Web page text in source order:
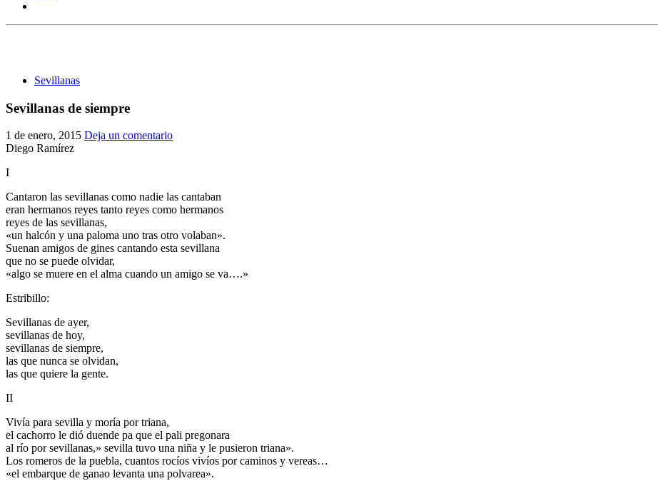
Sevillanas
Sevillanas de siempre
1 de enero, 2015 Deja un comentario
Diego Ramírez
I
Cantaron las sevillanas como nadie las cantaban
eran hermanos reyes tanto reyes como hermanos
reyes de las sevillanas,
«un halcón y una paloma uno tras otro volaban».
Suenan amigos de gines cantando esta sevillana
que no se puede olvidar,
«algo se muere en el alma cuando un amigo se va….»
Estribillo:
Sevillanas de ayer,
sevillanas de hoy,
sevillanas de siempre,
las que nunca se olvidan,
las que quiere la gente.
II
Vivía para sevilla y moría por triana,
el cachorro le dió duende pa que el pali pregonara
al río por sevillanas,» sevilla tuvo una niña y le pusieron triana».
Los romeros de la puebla, cuantos rocíos vivíos por caminos y vereas…
«el embarque de ganao levanta una polvarea».